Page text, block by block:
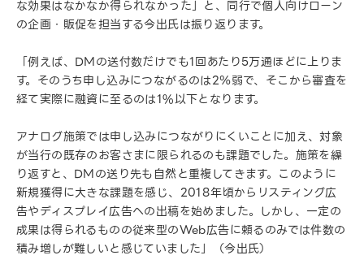
な効果はなかなか得られなかった」と、同行で個人向けローン
の企画・販促を担当する今出氏は振り返ります。
「例えば、DMの送付数だけでも1回あたり5万通ほどに上りま
す。そのうち申し込みにつながるのは2％弱で、そこから審査を
経て実際に融資に至るのは1%以下となります。
アナログ施策では申し込みにつながりにくいことに加え、対象
が当行の既存のお客さまに限られるのも課題でした。施策を繰
り返すと、DMの送り先も自然と重複してきます。このように
新規獲得に大きな課題を感じ、2018年頃からリスティング広
告やディスプレイ広告への出稿を始めました。しかし、一定の
成果は得られるものの従来型のWeb広告に頼るのみでは件数の
積み増しが難しいと感じていました」（今出氏）